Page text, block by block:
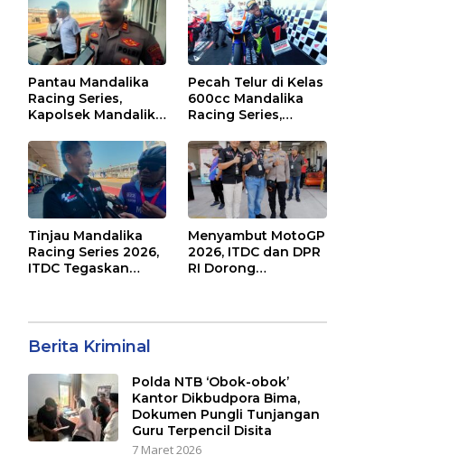
Pantau Mandalika
Racing Series,
Kapolsek Mandalika
Muda Salurkan Hobi
di Sirkuit, Bukan
Jalan Raya
Pecah Telur di Kelas
600cc Mandalika
Racing Series,
Agaska Ungkap
Kunci Kemenangan
Tinjau Mandalika
Racing Series 2026,
ITDC Tegaskan
Menyambut MotoGP
2026, ITDC dan DPR
RI Dorong
Berita Kriminal
Polda NTB ‘Obok-obok’
Kantor Dikbudpora Bima,
Dokumen Pungli Tunjangan
Guru Terpencil Disita
7 Maret 2026